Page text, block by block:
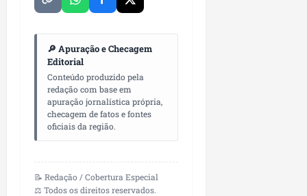
🔎 Apuração e Checagem
Editorial
Conteúdo produzido pela
redação com base em
apuração jornalística própria,
checagem de fatos e fontes
oficiais da região.
📝 Redação / Cobertura Especial
⚖️ Todos os direitos reservados.